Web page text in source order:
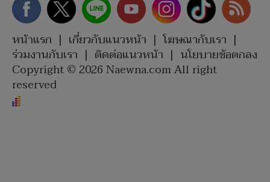
หน้าแรก | เกี่ยวกับแนวหน้า | โฆษณากับเรา |
ร่วมงานกับเรา | ติดต่อแนวหน้า | นโยบายข้อตกลง
Copyright © 2026 Naewna.com All right
reserved